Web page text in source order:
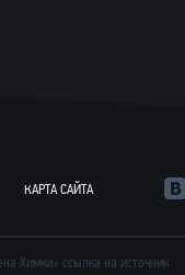
КАРТА САЙТА
Химки» ссылка на источник